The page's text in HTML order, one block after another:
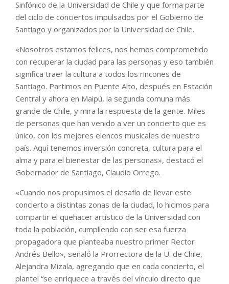
Sinfónico de la Universidad de Chile y que forma parte
del ciclo de conciertos impulsados por el Gobierno de
Santiago y organizados por la Universidad de Chile.
«Nosotros estamos felices, nos hemos comprometido
con recuperar la ciudad para las personas y eso también
significa traer la cultura a todos los rincones de
Santiago. Partimos en Puente Alto, después en Estación
Central y ahora en Maipú, la segunda comuna más
grande de Chile, y mira la respuesta de la gente. Miles
de personas que han venido a ver un concierto que es
único, con los mejores elencos musicales de nuestro
país. Aquí tenemos inversión concreta, cultura para el
alma y para el bienestar de las personas», destacó el
Gobernador de Santiago, Claudio Orrego.
«Cuando nos propusimos el desafío de llevar este
concierto a distintas zonas de la ciudad, lo hicimos para
compartir el quehacer artístico de la Universidad con
toda la población, cumpliendo con ser esa fuerza
propagadora que planteaba nuestro primer Rector
Andrés Bello», señaló la Prorrectora de la U. de Chile,
Alejandra Mizala, agregando que en cada concierto, el
plantel “se enriquece a través del vínculo directo que